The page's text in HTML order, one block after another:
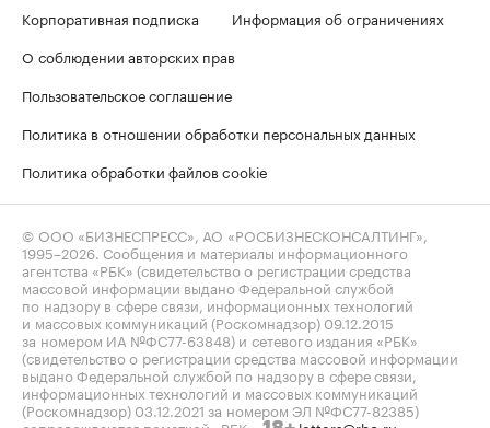
Корпоративная подписка
Информация об ограничениях
О соблюдении авторских прав
Пользовательское соглашение
Политика в отношении обработки персональных данных
Политика обработки файлов cookie
© ООО «БИЗНЕСПРЕСС», АО «РОСБИЗНЕСКОНСАЛТИНГ»,
1995–2026 . Сообщения и материалы информационного
агентства «РБК» (свидетельство о регистрации средства
массовой информации выдано Федеральной службой
по надзору в сфере связи, информационных технологий
и массовых коммуникаций (Роскомнадзор) 09.12.2015
за номером ИА №ФС77-63848) и сетевого издания «РБК»
(свидетельство о регистрации средства массовой информации
выдано Федеральной службой по надзору в сфере связи,
информационных технологий и массовых коммуникаций
(Роскомнадзор) 03.12.2021 за номером ЭЛ №ФС77-82385)